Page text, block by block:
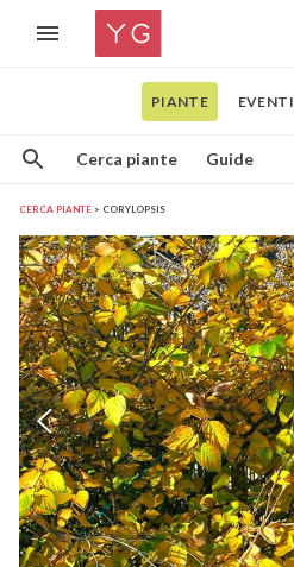
PIANTE EVENTI
Cerca piante Guide
CERCA PIANTE CORYLOPSIS